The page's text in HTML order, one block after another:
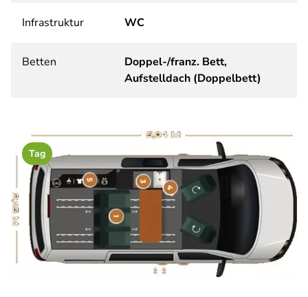
Infrastruktur WC
Betten
Doppel-/franz. Bett,
Aufstelldach (Doppelbett)
Tag